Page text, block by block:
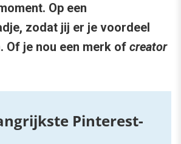
Op een
zodat jij er je voordeel
Of je nou een merk of creator